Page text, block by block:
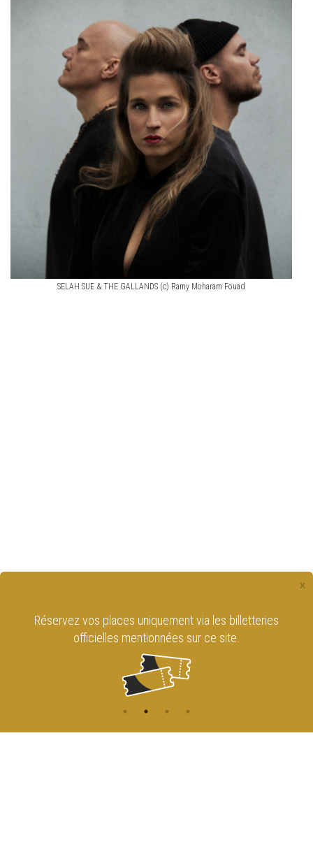
SELAH SUE & THE GALLANDS (c) Ramy Moharam Fouad
×
Réservez vos places uniquement via les billetteries
officielles mentionnées sur ce site.